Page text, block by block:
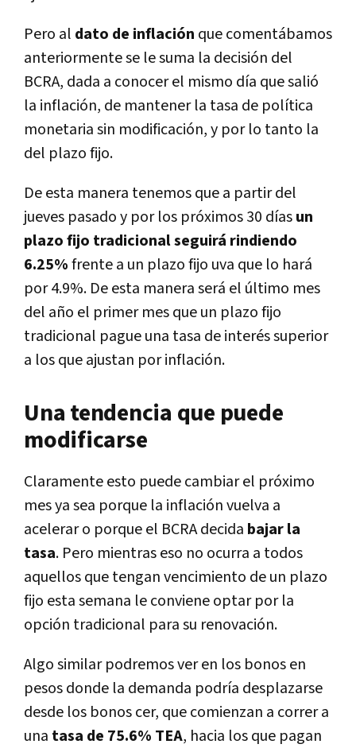
Pero al dato de inflación que comentábamos
anteriormente se le suma la decisión del
BCRA, dada a conocer el mismo día que salió
la inflación, de mantener la tasa de política
monetaria sin modificación, y por lo tanto la
del plazo fijo.
De esta manera tenemos que a partir del
jueves pasado y por los próximos 30 díasun
plazo fijo tradicional seguirá rindiendo
6.25%frente a un plazo fijo uva que lo hará
por 4.9%. De esta manera será el último mes
del año el primer mes que un plazo fijo
tradicional pague una tasa de interés superior
a los que ajustan por inflación.
Una tendencia que puede
modificarse
Claramente esto puede cambiar el próximo
mes ya sea porque la inflación vuelva a
acelerar o porque el BCRA decida bajar la
tasa. Pero mientras eso no ocurra a todos
aquellos que tengan vencimiento de un plazo
fijo esta semana le conviene optar por la
opción tradicional para su renovación.
Algo similar podremos ver en los bonos en
pesos donde la demanda podría desplazarse
desde los bonos cer, que comienzan a correr a
una tasa de 75.6% TEA, hacia los que pagan